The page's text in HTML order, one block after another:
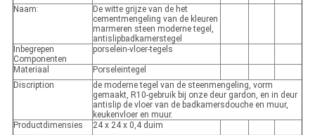
Naam:
De witte grijze van de het
cementmengeling van de kleuren
marmeren steen moderne tegel,
antislipbadkamerstegel
Inbegrepen
Componenten
porselein-vloer-tegels
Materiaal
Porseleintegel
Discription
de moderne tegel van de steenmengeling, vorm
gemaakt, R10-gebruik bij onze deur gardon, en in deur
antislip de vloer van de badkamersdouche en muur,
keukenvloer en muur.
Productdimensies
24 x 24 x 0,4 duim